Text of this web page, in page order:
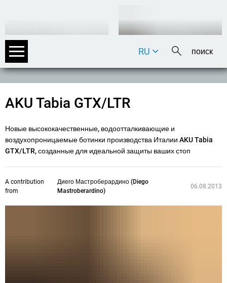
DE
RU
AKU Tabia GTX/LTR
Новые высококачественные, водоотталкивающие и
воздухопроницаемые ботинки производства Италии AKU Tabia
GTX/LTR, созданные для идеальной защиты ваших стоп
A contribution
from
Диего Мастроберардино (Diego
Mastroberardino)
06.08.2013